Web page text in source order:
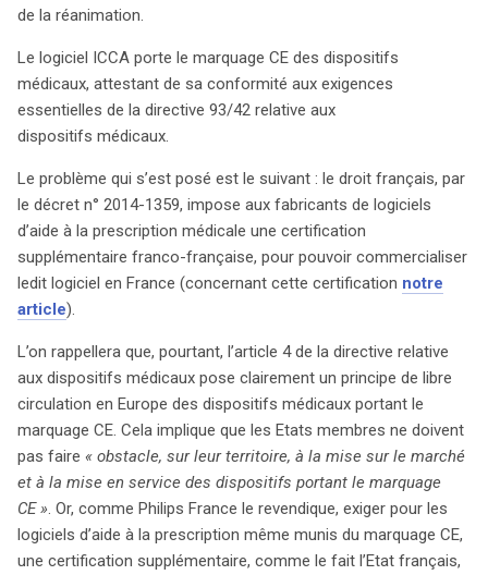
le simple stockage de données, ce qui pourrait justifier
sa qualification. Ce futur arrêt pourrait avoir des
répercussions significatives pour les développeurs de
logiciels de santé, éclairant le cadre réglementaire à
au sein de l’Union européenne. Les critères d’analyse
établis par l’Avocat général offrent des indications
précieuses pour les acteurs du secteur.
de la réanimation.
Le logiciel ICCA porte le marquage CE des dispositifs
médicaux, attestant de sa conformité aux exigences
essentielles de la directive 93/42 relative aux
dispositifs médicaux.
Le problème qui s’est posé est le suivant : le droit français, par
le décret n° 2014-1359, impose aux fabricants de logiciels
d’aide à la prescription médicale une certification
supplémentaire franco-française, pour pouvoir commercialiser
ledit logiciel en France (concernant cette certification notre
article).
L’on rappellera que, pourtant, l’article 4 de la directive relative
aux dispositifs médicaux pose clairement un principe de libre
circulation en Europe des dispositifs médicaux portant le
marquage CE. Cela implique que les Etats membres ne doivent
pas faire « obstacle, sur leur territoire, à la mise sur le marché
et à la mise en service des dispositifs portant le marquage
CE ». Or, comme Philips France le revendique, exiger pour les
logiciels d’aide à la prescription même munis du marquage CE,
une certification supplémentaire, comme le fait l’Etat français,